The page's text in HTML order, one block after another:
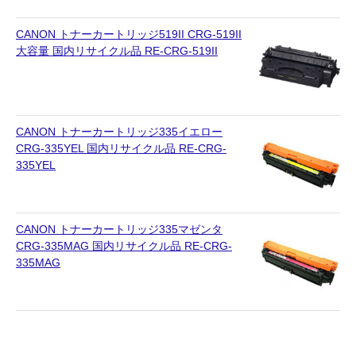
CANON トナーカートリッジ519II CRG-519II
大容量 国内リサイクル品 RE-CRG-519II
CANON トナーカートリッジ335イエロー
CRG-335YEL 国内リサイクル品 RE-CRG-
335YEL
CANON トナーカートリッジ335マゼンタ
CRG-335MAG 国内リサイクル品 RE-CRG-
335MAG